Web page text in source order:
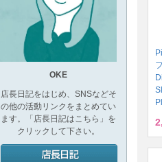
OKE
店長日記をはじめ、SNSなどそ
の他の活動リンクをまとめてい
ます。「店長日記はこちら」を
クリックして下さい。